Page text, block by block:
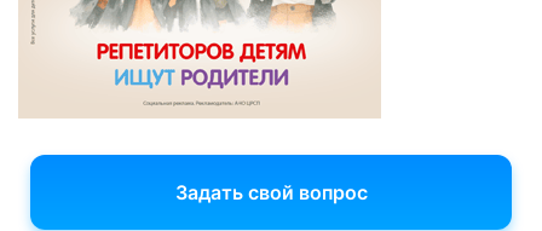
Задать свой вопрос